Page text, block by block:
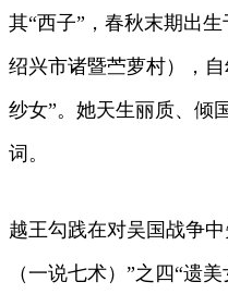
其“西子”，春秋末期出
绍兴市诸暨苎萝村），
纱女”。她天生丽质、倾
词。
越王勾践在对吴国战争
（一说七术）”之四“遗